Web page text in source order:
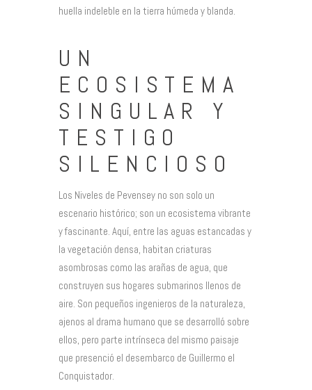
huella indeleble en la tierra húmeda y blanda.
UN
ECOSISTEMA
SINGULAR Y
TESTIGO
SILENCIOSO
Los Niveles de Pevensey no son solo un
escenario histórico; son un ecosistema vibrante
y fascinante. Aquí, entre las aguas estancadas y
la vegetación densa, habitan criaturas
asombrosas como las arañas de agua, que
construyen sus hogares submarinos llenos de
aire. Son pequeños ingenieros de la naturaleza,
ajenos al drama humano que se desarrolló sobre
ellos, pero parte intrínseca del mismo paisaje
que presenció el desembarco de Guillermo el
Conquistador.